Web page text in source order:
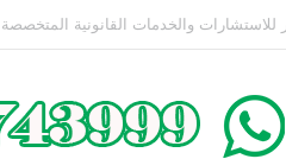
سالبة للحرية | الشروط والصيغة القانونية